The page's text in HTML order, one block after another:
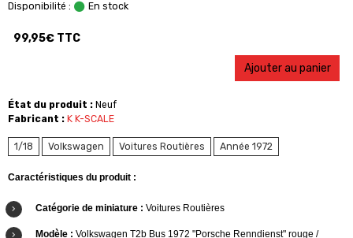
Disponibilité : En stock
99,95€ TTC
Ajouter au panier
État du produit : Neuf
Fabricant : K K-SCALE
1/18 Volkswagen Voitures Routières Année 1972
Caractéristiques du produit :
Catégorie de miniature : Voitures Routières
Modèle : Volkswagen T2b Bus 1972 "Porsche Renndienst" rouge /